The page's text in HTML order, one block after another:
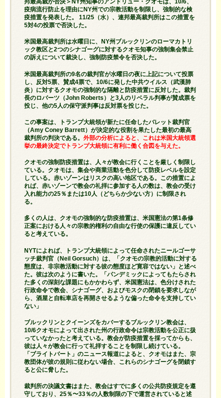
邦最高裁が否決＞NY州知事のアンドリュー・クオモは、10/6、
疫病流行防止を理由にNY州での宗教活動を制限し、強制的な検
疫措置を発表した。 11/25（水）、連邦最高裁判所はこの措置を
5対4の投票で否決した。
米国最高裁判所は水曜日に、NY州ブルックリンのローマカトリ
ック教区と2つのシナゴーグに対するクオモ知事の強制集会禁止
の訴えについて裁決し、強制防疫禁令を否決した。
米国最高裁判所の9名の裁判官が水曜日の夜に上記について投票
し、反対5票、賛成4票で、10/6に発した中共ウイルス（武漢肺
炎）に対するクオモの強制的な隔離と防疫措置に反対した。裁判
長のロバーツ（John Roberts）と3人のリベラル判事が賛成票を
投じ、他の5人の保守派判事は反対票を投じた。
この事案は、トランプ大統領が新たに任命したバレット裁判官
（Amy Coney Barrett）が決定的な役割を果たした最初の最高
裁判所の判決である。 外部の分析によると、これは米国大統領選
挙の最終決定でトランプ大統領に有利に働く合図を与えた。
クオモの強制防疫措置は、人々が教会に行くことを厳しく制限し
ている。クオモは、集会や商業活動を色分して防疫レベルを設定
している。赤いゾーンはリスクの高い地区である。この措置によ
れば、赤いゾーンで教会の礼拝に参加する人の数は、教会の受け
入れ能力の25％または10人（どちらか少ない方）に制限され
る。
多くの人は、クオモの強制的な防疫措置は、米国憲法の第1条修
正案における人々の宗教的権利の自由な行使の保護に違反してい
ると考えている。
NYTによれば、トランプ大統領によって任命されたニールゴーサ
ッチ裁判官（Neil Gorsuch）は、「クオモの宗教的活動に対する
態度は、非宗教活動に対する彼の態度ほど寛容ではない」と述べ
た。彼は次のように書いた。「パンデミックによってもたらされ
た多くの深刻な課題にもかかわらず、米国憲法は、色分けされた
行政命令で教会、シナゴーグ、およびモスクの閉鎖を要求しなが
ら、酒屋と自転車店を再開させるような偏った命令を支持してい
ない」
ブルックリンとクイーンズをカバーするブルックリン教会は、
10/6クオモによって出された州の行政命令は宗教活動を公正に扱
っていなかったと考えている。教会が防疫措置を採ってからも、
彼は人々が教会に行って礼拝することを制限し続けている。
「ブライトバート」のニュース報道によると、クオモはまた、宗
教団体が彼の規則に従わない場合、これらのシナゴーグを閉鎖す
ると公に脅した。
裁判所の決議文書はまた、教会はすでに多くの公共防疫規定を遵
守しており、25％〜33％の人数制限の下で運営されていると述